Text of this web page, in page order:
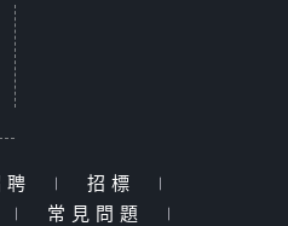
聘 | 招標
|
| 常見問題
|